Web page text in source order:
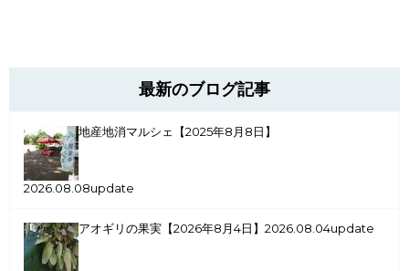
最新のブログ記事
地産地消マルシェ【2025年8月8日】
2026.08.08update
アオギリの果実【2026年8月4日】 2026.08.04update